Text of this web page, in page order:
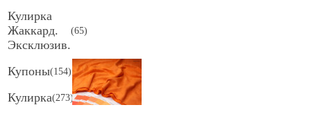
Кулирка
Жаккард.
Эксклюзив.
(65)
Купоны(154)
Кулирка(273)